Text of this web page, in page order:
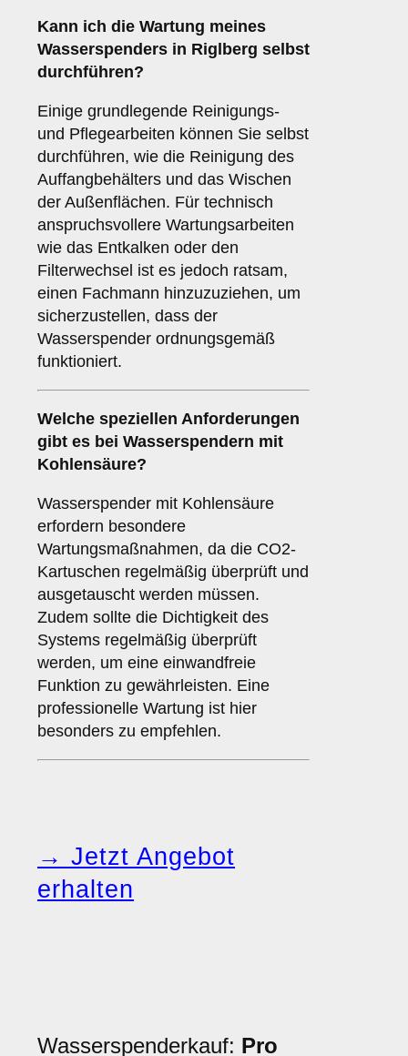
Kann ich die Wartung meines
Wasserspenders in Riglberg selbst
durchführen?
Einige grundlegende Reinigungs-
und Pflegearbeiten können Sie selbst
durchführen, wie die Reinigung des
Auffangbehälters und das Wischen
der Außenflächen. Für technisch
anspruchsvollere Wartungsarbeiten
wie das Entkalken oder den
Filterwechsel ist es jedoch ratsam,
einen Fachmann hinzuzuziehen, um
sicherzustellen, dass der
Wasserspender ordnungsgemäß
funktioniert.
Welche speziellen Anforderungen
gibt es bei Wasserspendern mit
Kohlensäure?
Wasserspender mit Kohlensäure
erfordern besondere
Wartungsmaßnahmen, da die CO2-
Kartuschen regelmäßig überprüft und
ausgetauscht werden müssen.
Zudem sollte die Dichtigkeit des
Systems regelmäßig überprüft
werden, um eine einwandfreie
Funktion zu gewährleisten. Eine
professionelle Wartung ist hier
besonders zu empfehlen.
→ Jetzt Angebot
erhalten
Wasserspenderkauf: Pro